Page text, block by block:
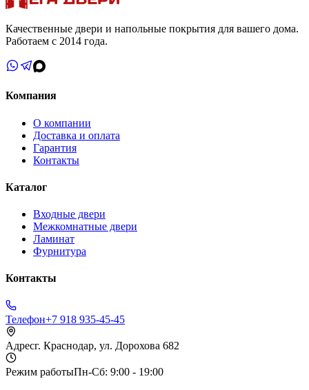
Качественные двери и напольные покрытия для вашего дома.
Работаем с 2014 года.
Компания
О компании
Доставка и оплата
Гарантия
Контакты
Каталог
Входные двери
Межкомнатные двери
Ламинат
Фурнитура
Контакты
Телефон+7 918 935-45-45
Адресг. Краснодар, ул. Дорохова 682
Режим работыПн-Сб: 9:00 - 19:00